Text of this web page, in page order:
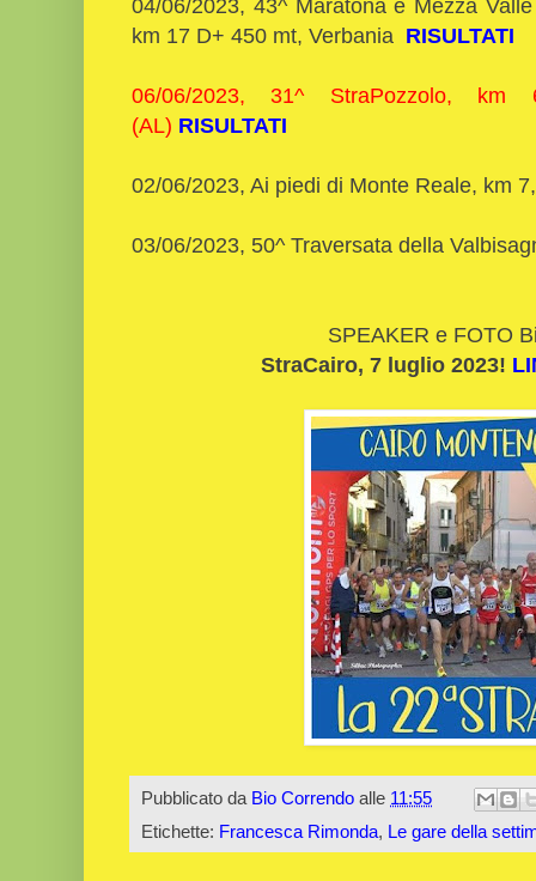
04/06/2023, 43^ Maratona e Mezza
km 17 D+ 450 mt, Verbania RISULTATI
06/06/2023, 31^ StraPozzolo, km
(AL) RISULTATI
02/06/2023, Ai piedi di Monte Reale, km
03/06/2023, 50^ Traversata della
SPEAKER e FOTO
StraCairo, 7 luglio 2023!
Pubblicato da Bio Correndo alle 11:55
Etichette: Francesca Rimonda, Le gare della